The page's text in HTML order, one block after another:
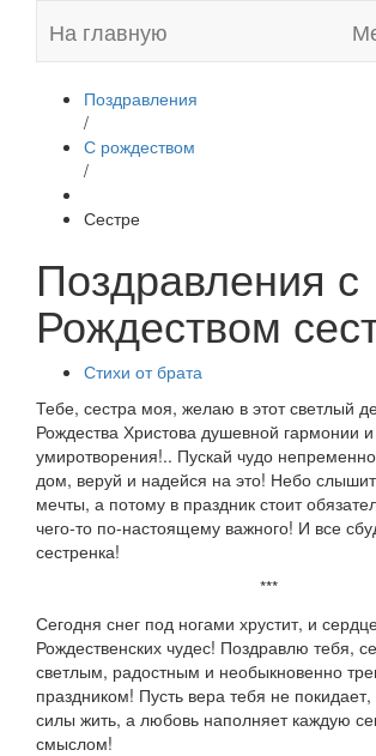
На главную
Поздравления
/
С рождеством
/
Сестре
Поздравления с
Рождеством
Стихи от брата
Тебе, сестра моя, желаю в этот светлый
Рождества Христова душевной гармонии
умиротворения!.. Пускай чудо
дом, веруй и надейся на это! Небо
мечты, а потому в праздник стоит
чего-то по-настоящему важного! И все
сестренка!
***
Сегодня снег под ногами хрустит, и
Рождественских чудес! Поздравлю тебя,
светлым, радостным и необыкновенно
праздником! Пусть вера тебя не
силы жить, а любовь наполняет каждую
смыслом!